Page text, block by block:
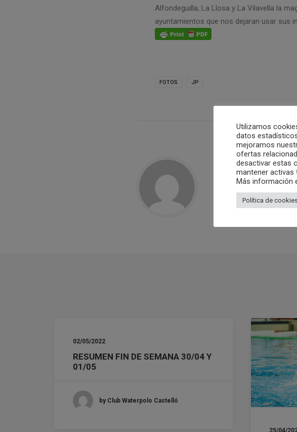
Alfondeguilla, La Llosa y La Vilavella la
ayuntamientos que nos dejaran usar sus
FOTOS JP
Club Waterpolo
02/05/2022
RESUMEN FIN DE SEMANA 30/04 Y
01/05
by Club Waterpolo Castelló
25/04/
Utilizamos
datos
mejoramos
ofertas
desactivar estas
mantener activas
Más información
Política de